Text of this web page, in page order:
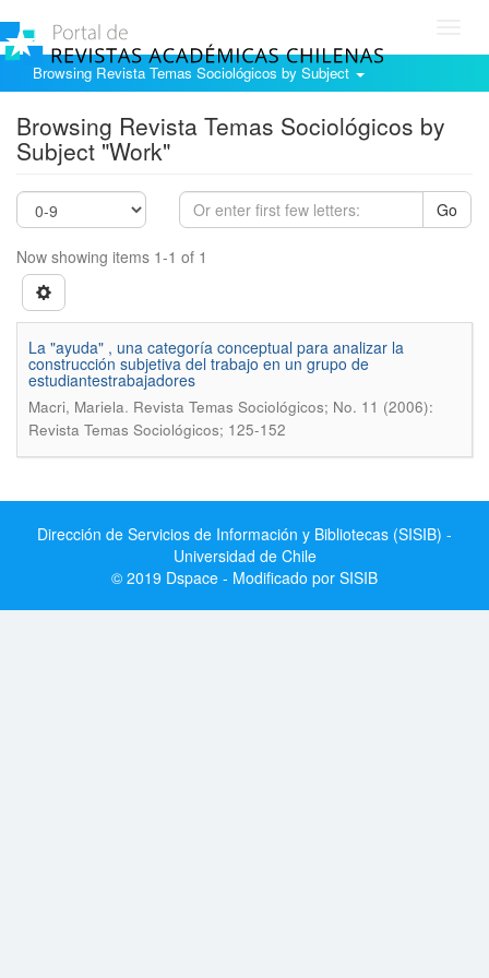
Browsing Revista Temas Sociológicos by Subject
Browsing Revista Temas Sociológicos by
Subject "Work"
Go
Now showing items 1-1 of 1
La "ayuda" , una categorí­a conceptual para analizar la
construcción subjetiva del trabajo en un grupo de
estudiantestrabajadores
Macri, Mariela. Revista Temas Sociológicos; No. 11 (2006):
Revista Temas Sociológicos; 125-152
Dirección de Servicios de Información y Bibliotecas (SISIB) -
Universidad de Chile
© 2019 Dspace - Modificado por SISIB